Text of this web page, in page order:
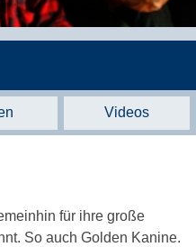
Videos
für ihre große
So auch Golden Kanine.